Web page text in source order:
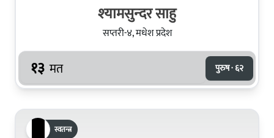
श्‍यामसुन्‍दर साहु
सप्तरी-४, मधेश प्रदेश
१३ मत पुरुष · ६२
स्वतन्त्र